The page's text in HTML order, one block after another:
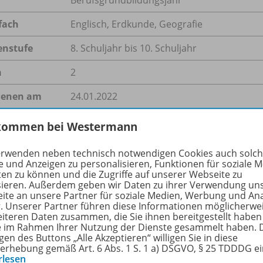
Englisch, Erdkunde, Geografie
8. Schuljahr bis 10. Schuljahr
2
am
24.01.2022
1,2 MB
to 20th February 2022, China’s Beijing is hosting the
bei Westermann
neben technisch notwendigen Cookies auch
und Anzeigen zu personalisieren, Funktionen für soziale
zu können und die Zugriffe auf unserer Webseite zu
Außerdem geben wir Daten zu ihrer Verwendung
an unsere Partner für soziale Medien, Werbung und
Unserer Partner führen diese Informationen
Daten zusammen, die Sie ihnen bereitgestellt
im Rahmen Ihrer Nutzung der Dienste gesammelt haben.
des Buttons „Alle Akzeptieren“ willigen Sie in diese
gemäß Art. 6 Abs. 1 S. 1 a) DSGVO, § 25 TDDDG